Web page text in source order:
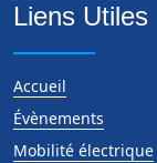
Liens Utiles
Accueil
Évènements
Mobilité électrique